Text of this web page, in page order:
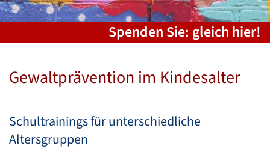
Spenden Sie: gleich hier!
Gewaltprävention im Kindesalter
Schultrainings für unterschiedliche
Altersgruppen